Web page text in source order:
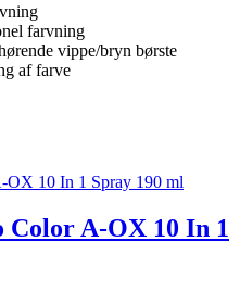
farvning
vippe/bryn børste
af farve
Color A-OX 10 In 1